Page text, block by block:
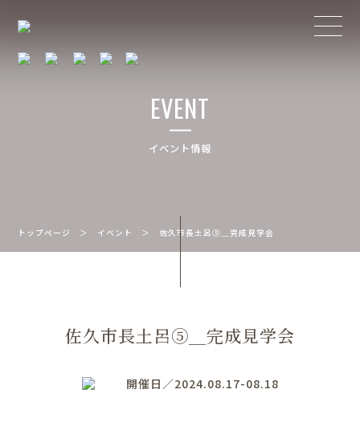
EVENT
イベント情報
トップページ ＞ イベント ＞ 佐久市長土呂⑤＿完成見学会
佐久市長土呂⑤＿完成見学会
開催日／2024.08.17-08.18